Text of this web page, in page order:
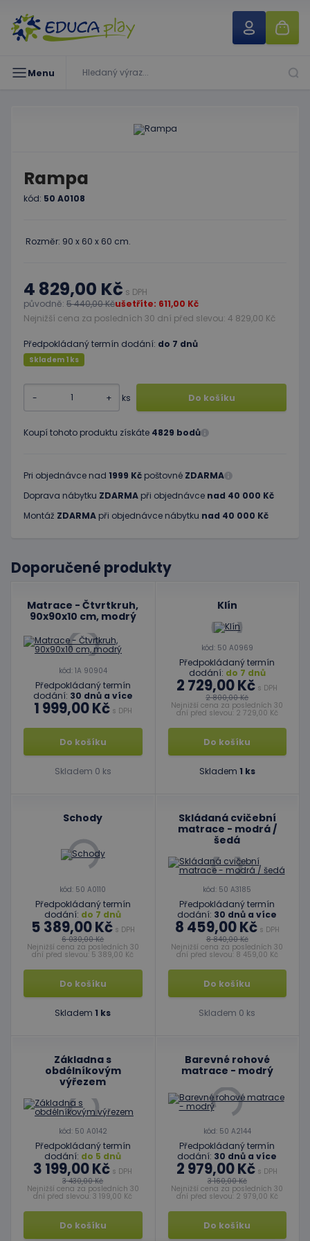
Menu
Rampa
kód: 50 A0108
Rozměr: 90 x 60 x 60 cm.
4 829,00 Kč s DPH
původně: 5 440,00 Kčušetříte: 611,00 Kč
Nejnižší cena za posledních 30 dní před slevou: 4 829,00 Kč
Předpokládaný termín dodání: do 7 dnů
Skladem 1 ks
- + ks Do košíku
Koupí tohoto produktu získáte 4829 bodů
Pri objednávce nad 1999 Kč poštovné ZDARMA
Doprava nábytku ZDARMA při objednávce nad 40 000 Kč
Montáž ZDARMA při objednávce nábytku nad 40 000 Kč
Doporučené produkty
Matrace - Čtvrtkruh,
90x90x10 cm, modrý
kód: 1A 90904
Předpokládaný termín
dodání: 30 dnů a více
1 999,00 Kčs DPH
Do košíku
Skladem 0 ks
Klín
kód: 50 A0969
Předpokládaný termín
dodání: do 7 dnů
2 729,00 Kč s DPH
2 800,00 Kč
Nejnižší cena za posledních 30
dní před slevou: 2 729,00 Kč
Do košíku
Skladem 1 ks
Schody
kód: 50 A0110
Předpokládaný termín
dodání: do 7 dnů
5 389,00 Kčs DPH
6 030,00 Kč
Nejnižší cena za posledních 30
dní před slevou: 5 389,00 Kč
Do košíku
Skladem 1 ks
Skládaná cvičební
matrace - modrá /
šedá
kód: 50 A3185
Předpokládaný termín
dodání: 30 dnů a více
8 459,00 Kčs DPH
8 840,00 Kč
Nejnižší cena za posledních 30
dní před slevou: 8 459,00 Kč
Do košíku
Skladem 0 ks
Základna s
obdélníkovým
výřezem
kód: 50 A0142
Předpokládaný termín
dodání: do 5 dnů
3 199,00 Kč s DPH
3 430,00 Kč
Nejnižší cena za posledních 30
dní před slevou: 3 199,00 Kč
Do košíku
Barevné rohové
matrace - modrý
kód: 50 A2144
Předpokládaný termín
dodání: 30 dnů a více
2 979,00 Kč s DPH
3 160,00 Kč
Nejnižší cena za posledních 30
dní před slevou: 2 979,00 Kč
Do košíku